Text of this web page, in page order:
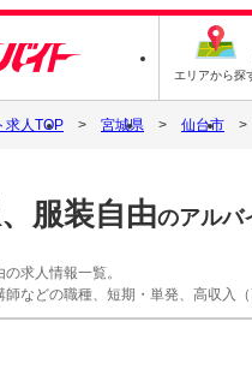
エリアから探
求人TOP 宮城県 仙台市
服装自由のアルバ
求人情報一覧。
などの職種、短期・単発、高収入